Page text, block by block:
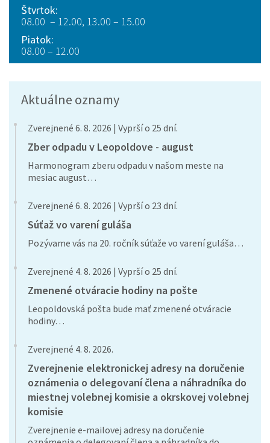
Štvrtok:
08.00 – 12.00, 13.00 – 15.00
Piatok:
08.00 – 12.00
Aktuálne oznamy
Zverejnené 6. 8. 2026 | Vyprší o 25 dní.
Zber odpadu v Leopoldove - august
Harmonogram zberu odpadu v našom meste na
mesiac august…
Zverejnené 6. 8. 2026 | Vyprší o 23 dní.
Súťaž vo varení guláša
Pozývame vás na 20. ročník súťaže vo varení guláša…
Zverejnené 4. 8. 2026 | Vyprší o 25 dní.
Zmenené otváracie hodiny na pošte
Leopoldovská pošta bude mať zmenené otváracie
hodiny…
Zverejnené 4. 8. 2026.
Zverejnenie elektronickej adresy na doručenie
oznámenia o delegovaní člena a náhradníka do
miestnej volebnej komisie a okrskovej volebnej
komisie
Zverejnenie e-mailovej adresy na doručenie